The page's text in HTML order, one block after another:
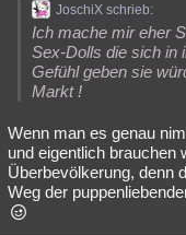
JoschiX schrieb:
Ich mache mir eher
Sex-Dolls die sich in
Gefühl geben sie
Markt !
Wenn man es genau
und eigentlich brauchen
Überbevölkerung, denn
Weg der